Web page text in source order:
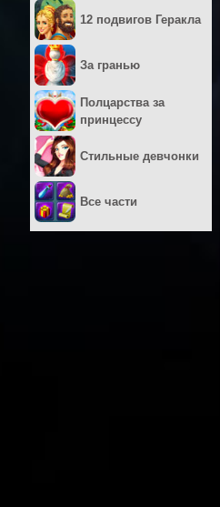
12 подвигов Геракла
За гранью
Полцарства за
принцессу
Стильные девчонки
Все части